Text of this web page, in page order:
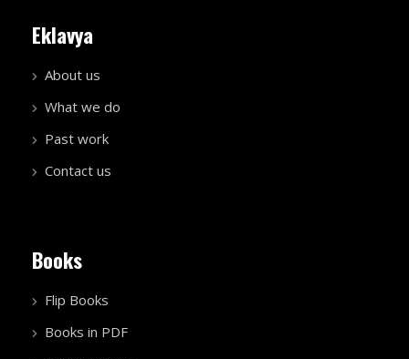
Eklavya
About us
What we do
Past work
Contact us
Books
Flip Books
Books in PDF